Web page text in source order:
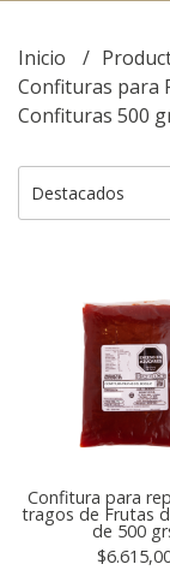
Inicio
Confituras para
Confituras 500
Confitura para
tragos de Frutas
de 500